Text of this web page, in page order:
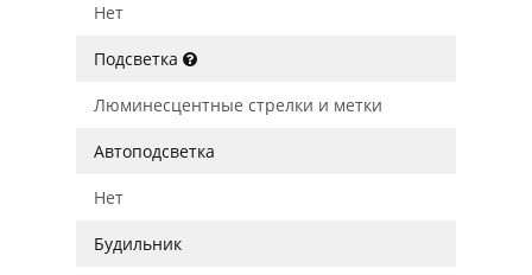
Нет
Подсветка
Люминесцентные стрелки и метки
Автоподсветка
Нет
Будильник